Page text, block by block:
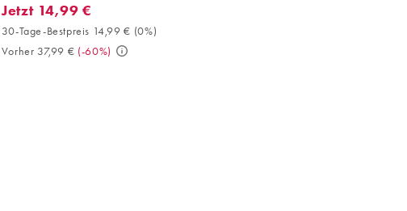
Jetzt 14,99 €. 30-Tage-Bestpreis 14,99 € (0%). Vorher 37,99 €. (-60%)
Jetzt 14,99 €
30-Tage-Bestpreis 14,99 € (0%)
Vorher 37,99 € (-60%)